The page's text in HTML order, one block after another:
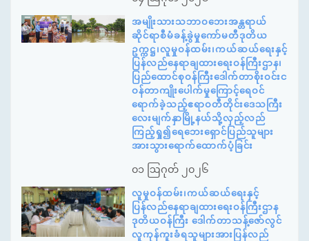
အမျိုးသားသဘာဝဘေးအန္တရာယ်
ဆိုင်ရာစီမံခန့်ခွဲမှုကော်မတီဒုတိယ
ဥက္ကဋ္ဌ၊လူမှုဝန်ထမ်း၊ကယ်ဆယ်ရေးနှင့်
ပြန်လည်နေရာချထားရေးဝန်ကြီးဌာန၊
ပြည်ထောင်စုဝန်ကြီးဒေါက်တာစိုးဝင်းင
ဝန်တာကျိုးပေါက်မှုကြောင့်ရေဝင်
ရောက်ခဲ့သည့်ဧရာဝတီတိုင်းဒေသကြီး
လေးမျက်နှာမြို့နယ်သို့လှည့်လည်
ကြည့်ရှု၍ရေဘေးရှောင်ပြည်သူများ
အားသွားရောက်ထောက်ပံ့ခြင်း
၀၁ ဩဂုတ် ၂၀၂၆
လူမှုဝန်ထမ်း၊ကယ်ဆယ်ရေးနှင့်
ပြန်လည်နေရာချထားရေးဝန်ကြီးဌာန
ဒုတိယဝန်ကြီး ဒေါက်တာသန့်ဇော်လွင်
လူကုန်ကူးခံရသူများအားပြန်လည်